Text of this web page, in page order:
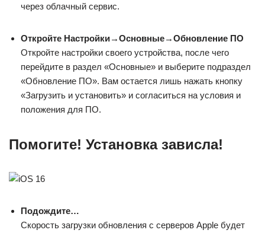
через облачный сервис.
Откройте Настройки→Основные→Обновление ПО
Откройте настройки своего устройства, после чего
перейдите в раздел «Основные» и выберите подраздел
«Обновление ПО». Вам остается лишь нажать кнопку
«Загрузить и установить» и согласиться на условия и
положения для ПО.
Помогите! Установка зависла!
Подождите…
Скорость загрузки обновления с серверов Apple будет